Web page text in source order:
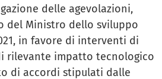
delle agevolazioni,
del Ministro dello sviluppo
in favore di interventi di
rilevante impatto tecnologico
di accordi stipulati dalle